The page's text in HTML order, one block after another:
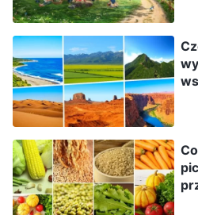
życie. Do kiedy trwać
Innymi słowy, jak długo
takie środowisko? Aż w
dzieło zarządzania. A
środowisko życiowe
dokona się to za
metod, a może jakichś
ludzie naprawdę powinni